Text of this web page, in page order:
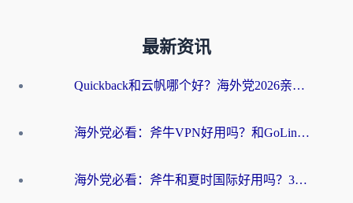
最新资讯
Quickback和云帆哪个好？海外党2026亲测指南：选对加速器大陆工具，无缝刷国内剧玩国服
海外党必看：斧牛VPN好用吗？和GoLinkVPN对比哪个回国效果更好？
海外党必看：斧牛和夏时国际好用吗？3步选对回国加速器，无缝刷国内资源